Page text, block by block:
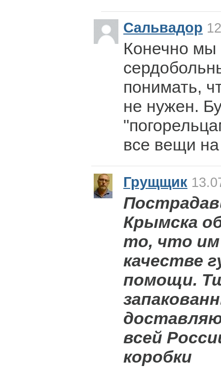
Сальвадор
Конечно мы
понимать,
не нужен.
все вещи на
Грущщик
Крымска
то, что
качестве
помощи.
всей
коробки